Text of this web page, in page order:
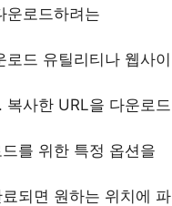
운로드하려는
드 유틸리티나 웹사이
사한 URL을 다운로드
를 위한 특정 옵션을
되면 원하는 위치에 파